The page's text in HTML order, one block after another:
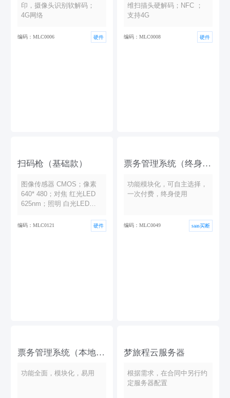
印，摄像头识别软解码；
4G网络
编码：MLC0006 硬件
维扫描头硬解码；NFC ；
支持4G
编码：MLC0008 硬件
扫码枪（基础款）
图像传感器 CMOS；像素
640* 480；对焦 红光LED
625nm；照明 白光LED；
编码：MLC0121 硬件
票务管理系统（终身
功能模块化，可自主选择，
一次付费，终身使用
编码：MLC0049 saas买断
票务管理系统（本地
功能全面，模块化，易用
梦旅程云服务器
根据需求，在合同中另行约
定服务器配置